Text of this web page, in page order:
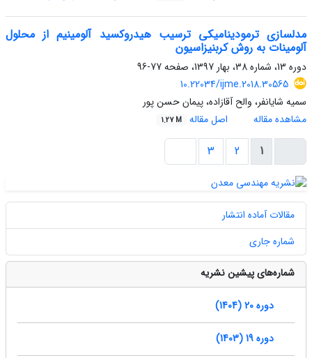
مدلسازی ترمودینامیکی ترسیب هیدروکسید آلومینیم از محلول
آلومینات به روش کربنیزاسیون
دوره 13، شماره 38، بهار 1397، صفحه
77-96
10.22034/ijme.2018.30565
سمیه شایانفر، والح آقازاده، پیمان حسن پور
مشاهده مقاله
اصل مقاله 1.27 M
1
2
3
مقالات آماده انتشار
شماره جاری
شماره‌های پیشین نشریه
دوره 20 (1404)
دوره 19 (1403)